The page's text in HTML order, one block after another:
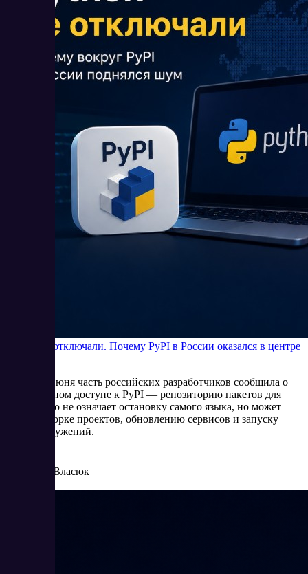
Python не отключали. Почему PyPI в России оказался в центре
В начале июня часть российских разработчиков сообщила о
нестабильном доступе к PyPI — репозиторию пакетов для
Python. Это не означает остановку самого языка, но может
мешать сборке проектов, обновлению сервисов и запуску
новых окружений.
Елена Власюк